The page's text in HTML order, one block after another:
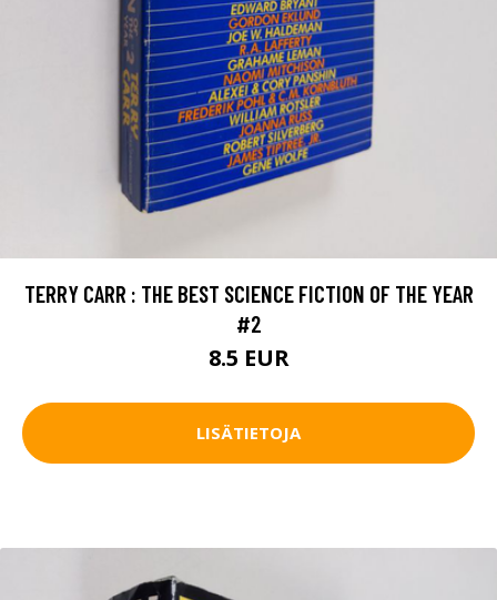
TERRY CARR : THE BEST SCIENCE FICTION OF THE YEAR
#2
8.5 EUR
LISÄTIETOJA